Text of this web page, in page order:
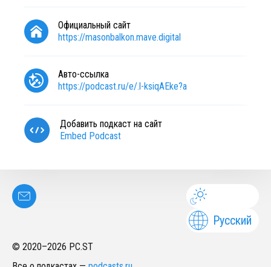
Официальный сайт
https://masonbalkon.mave.digital
Авто-ссылка
https://podcast.ru/e/.l-ksiqAEke?a
Добавить подкаст на сайт
Embed Podcast
Русский
© 2020–2026 PC.ST